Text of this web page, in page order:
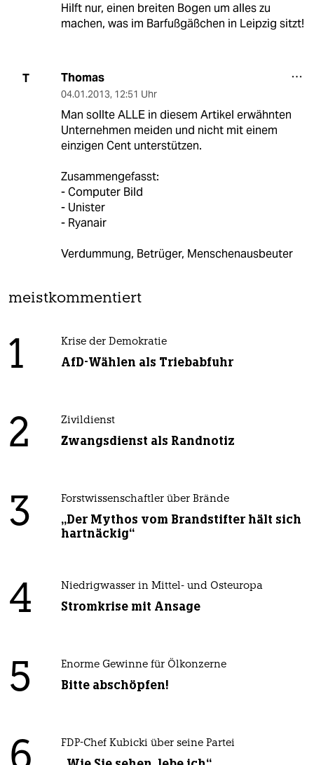
Hilft nur, einen breiten Bogen um alles zu
machen, was im Barfußgäßchen in Leipzig sitzt!
T Thomas
04.01.2013, 12:51 Uhr
Man sollte ALLE in diesem Artikel erwähnten
Unternehmen meiden und nicht mit einem
einzigen Cent unterstützen.
Zusammengefasst:
- Computer Bild
- Unister
- Ryanair
Verdummung, Betrüger, Menschenausbeuter
meistkommentiert
1 Krise der Demokratie
AfD-Wählen als Triebabfuhr
2 Zivildienst
Zwangsdienst als Randnotiz
3 Forstwissenschaftler über Brände
„Der Mythos vom Brandstifter hält sich
hartnäckig“
4 Niedrigwasser in Mittel- und Osteuropa
Stromkrise mit Ansage
5 Enorme Gewinne für Ölkonzerne
Bitte abschöpfen!
FDP-Chef Kubicki über seine Partei